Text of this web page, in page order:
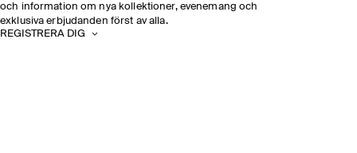
och information om nya kollektioner, evenemang och
exklusiva erbjudanden först av alla.
REGISTRERA DIG